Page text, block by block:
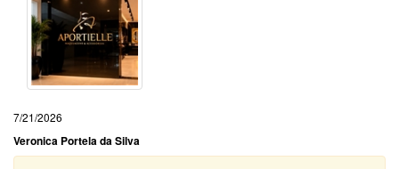
7/21/2026
Veronica Portela da Silva